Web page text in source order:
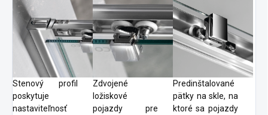
Stenový profil
poskytuje
nastaviteľnosť
Zdvojené
ložiskové
pojazdy pre
Predinštalované
pätky na skle, na
ktoré sa pojazdy